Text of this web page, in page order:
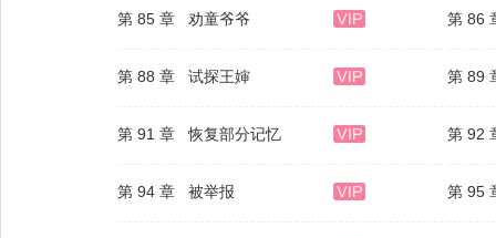
第 85 章 劝童爷爷 第 86
第 88 章 试探王婶 第 89
第 91 章 恢复部分记忆 第 92
第 94 章 被举报 第 95